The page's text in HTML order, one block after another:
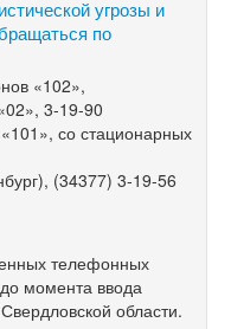
угрозы и
по
«102»,
3-19-90
со стационарных
(34377) 3-19-56
телефонных
момента ввода
области.